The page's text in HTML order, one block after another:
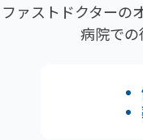
ファストドクターの
病院での